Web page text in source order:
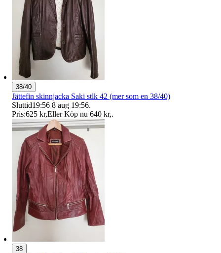
38/40
Jättefin skinnjacka Saki stlk 42 (mer som en 38/40)
Sluttid19:56 8 aug 19:56.
Pris:625 kr,Eller Köp nu 640 kr,.
38